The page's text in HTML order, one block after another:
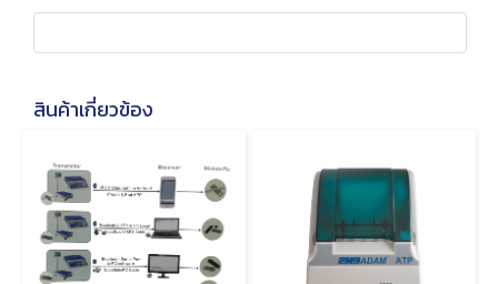
สินค้าเกี่ยวข้อง